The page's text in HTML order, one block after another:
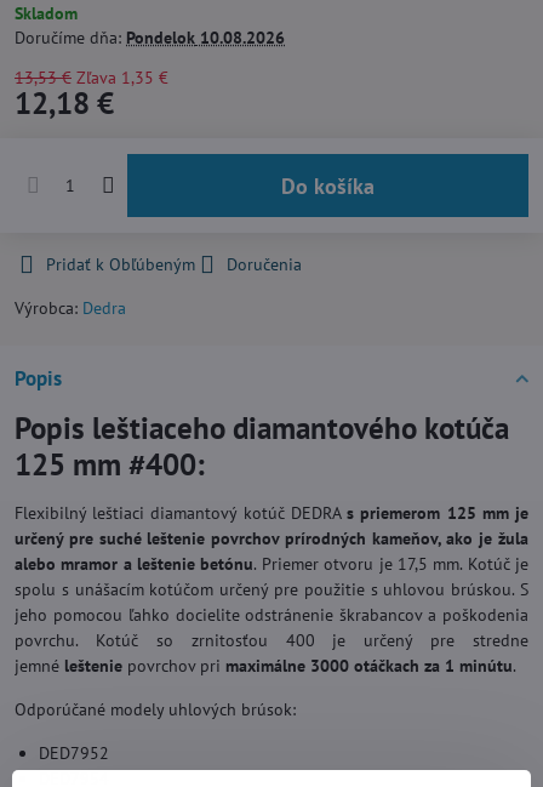
Skladom
Doručíme dňa: Pondelok 10.08.2026
13,53 € Zľava 1,35 €
12,18 €
Do košíka
Pridať k Obľúbeným
Doručenia
Výrobca: Dedra
Popis
Popis leštiaceho diamantového kotúča
125 mm #400:
Flexibilný leštiaci diamantový kotúč DEDRAs priemerom 125 mm je
určený pre suché leštenie povrchov prírodných kameňov, ako je žula
alebo mramor a leštenie betónu. Priemer otvoru je 17,5 mm. Kotúč je
spolu s unášacím kotúčom určený pre použitie s uhlovou brúskou. S
jeho pomocou ľahko docielite odstránenie škrabancov a poškodenia
povrchu. Kotúč so zrnitosťou 400 je určený pre stredne
jemné leštenie povrchov pri maximálne 3000 otáčkach za 1 minútu.
Odporúčané modely uhlových brúsok:
DED7952